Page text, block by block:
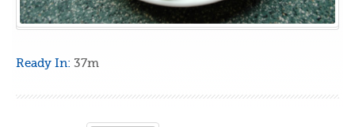
Ready In: 37m